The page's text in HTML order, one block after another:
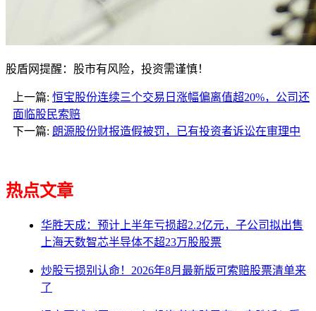
股盾网提醒：股市有风险，投资需谨慎！
上一篇: 恒宝股份连续三个交易日涨幅偏离值超20%，公司还
面临股民索赔
下一篇: 朗源股份财报造假被罚，已有投资者诉讼在审理中
热点文章
华胜天成：预计上半年亏损超2.2亿元，子公司拟出售
上海天数智芯半导体不超23万股股票
炒股亏损别认命！2026年8月最新版可索赔股票清单来
了